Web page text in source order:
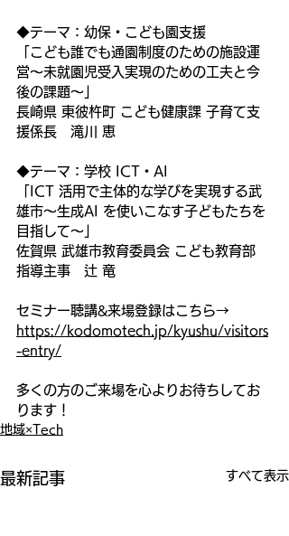
◆テーマ：幼保・こども園支援
「こども誰でも通園制度のための施設運
営～未就園児受入実現のための工夫と今
後の課題～」
長崎県 東彼杵町 こども健康課 子育て支
援係長　滝川 恵
◆テーマ：学校 ICT・AI
「ICT 活用で主体的な学びを実現する武
雄市～生成AI を使いこなす子どもたちを
目指して～」
佐賀県 武雄市教育委員会 こども教育部
指導主事　辻 竜
セミナー聴講&来場登録はこちら→
https://kodomotech.jp/kyushu/visitors
-entry/
多くの方のご来場を心よりお待ちしてお
ります！
地域×Tech
最新記事 すべて表示